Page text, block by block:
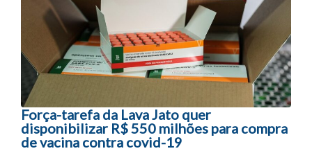
Força-tarefa da Lava Jato quer
disponibilizar R$ 550 milhões para compra
de vacina contra covid-19